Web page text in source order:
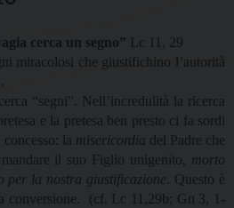
cerca un segno” Lc 11, 29
miracolosi che giustifichino l’autorità
“segni”. Nell’incredulità la ricerca
e la pretesa ben presto ci fa sordi
concesso: la misericordia del Padre che
mandare il suo Figlio unigenito, morto
per la nostra giustificazione . Questo è
conversione.
(cf. Lc 11,29b; Gn 3, 1-